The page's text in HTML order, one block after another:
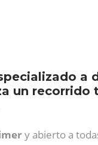
a
un recorrido
y abierto a